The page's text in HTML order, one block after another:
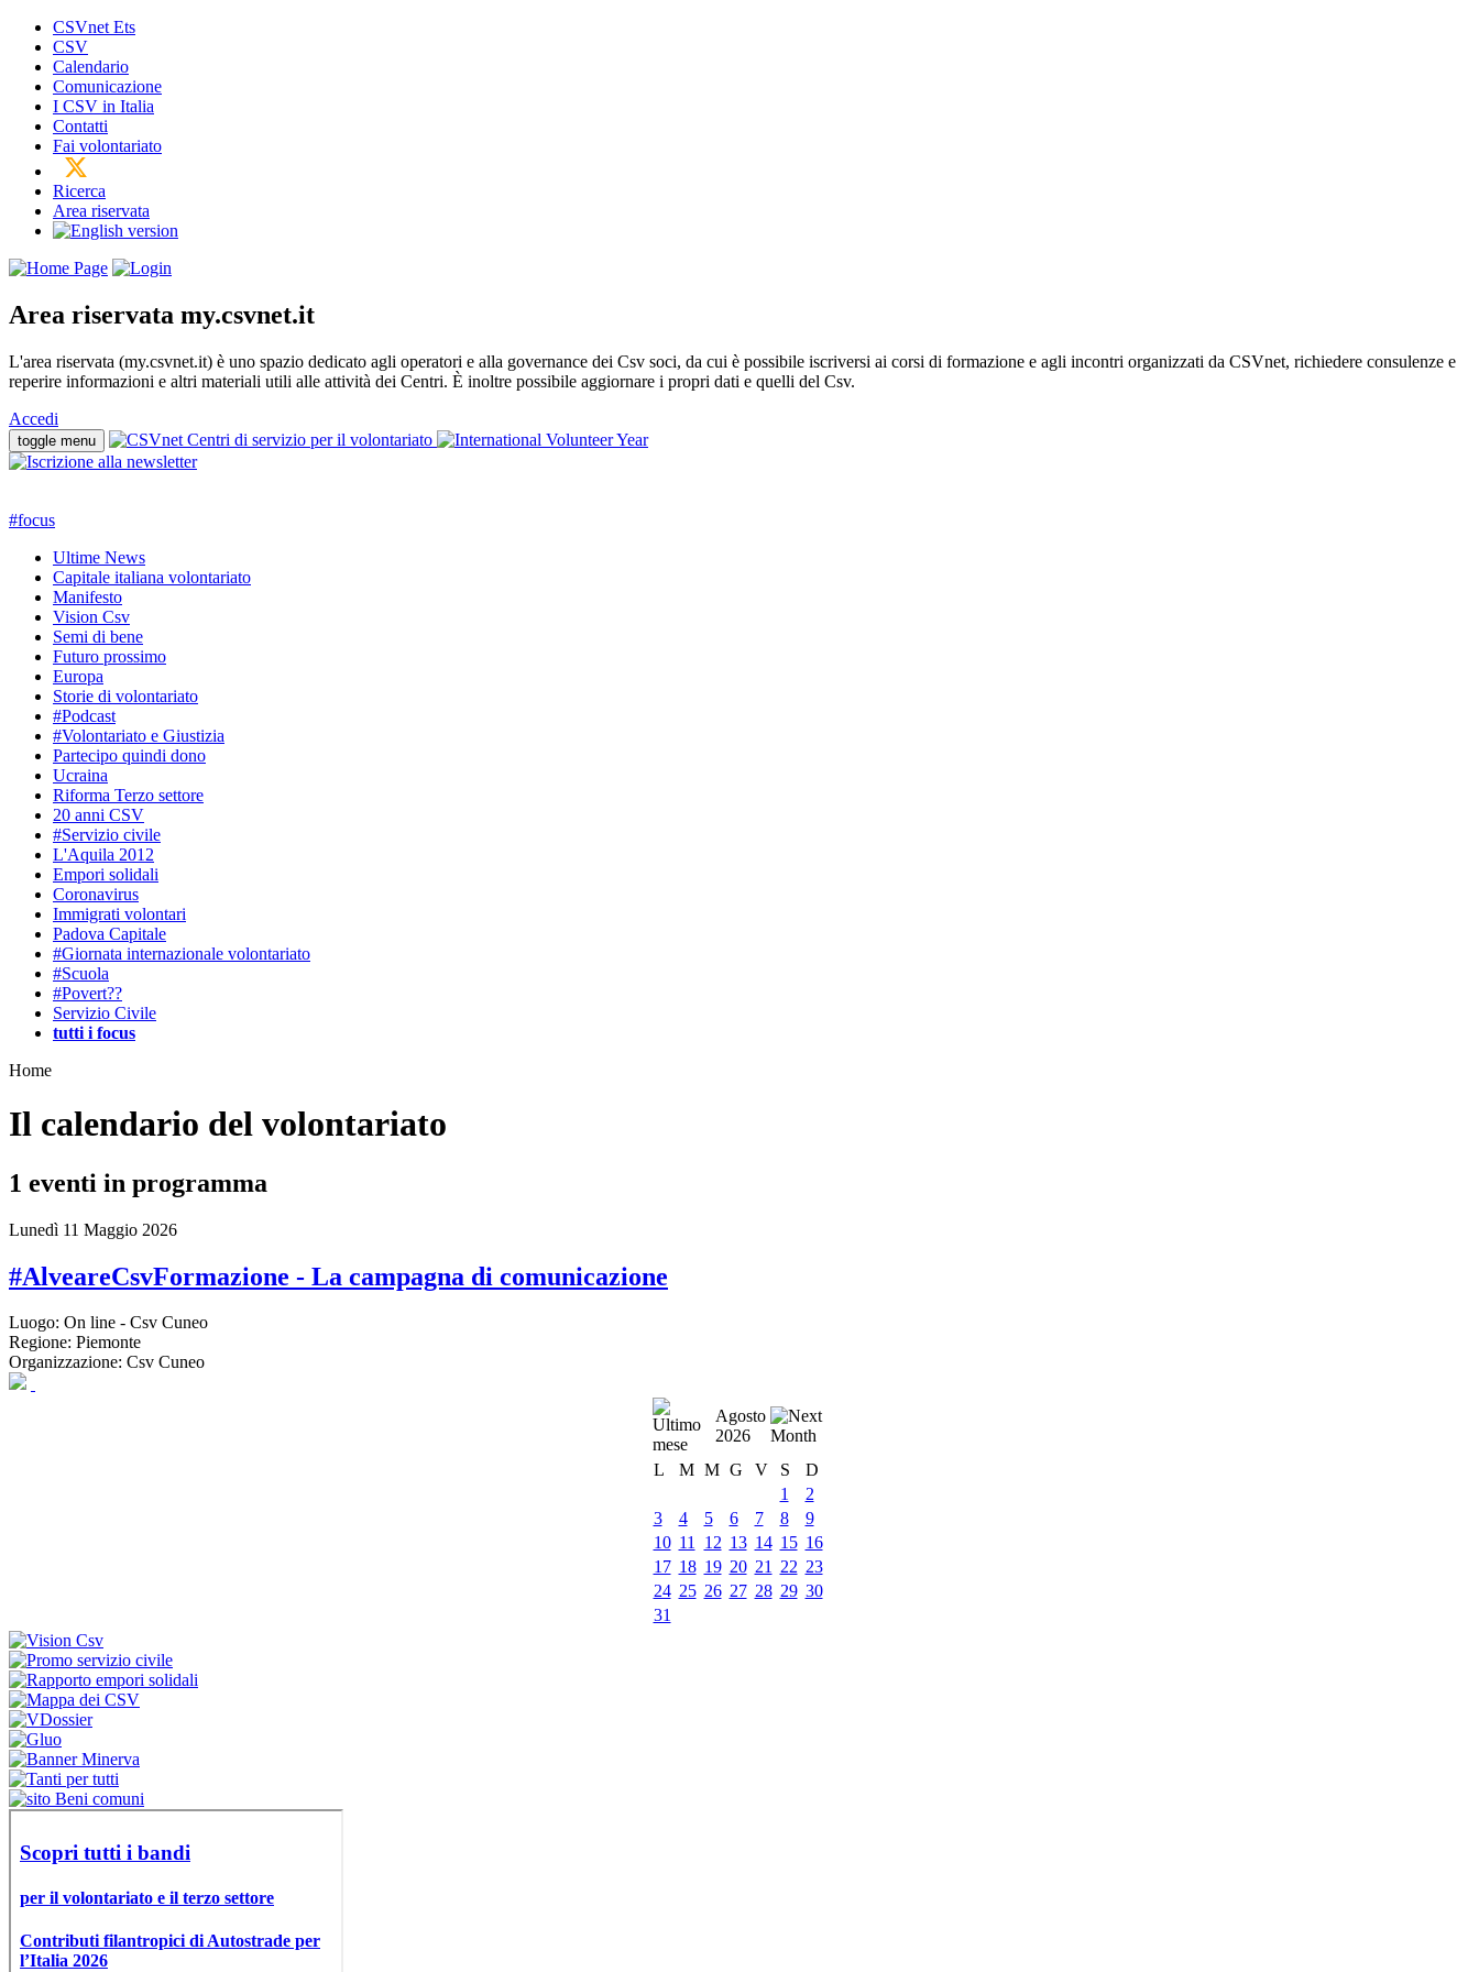
CSVnet Ets
CSV
Calendario
Comunicazione
I CSV in Italia
Contatti
Fai volontariato
Ricerca
Area riservata
Area riservata my.csvnet.it
L'area riservata (my.csvnet.it) è uno spazio dedicato agli operatori e alla governance dei Csv soci, da cui è possibile iscriversi ai corsi di formazione e agli incontri organizzati da CSVnet, richiedere consulenze e
reperire informazioni e altri materiali utili alle attività dei Centri. È inoltre possibile aggiornare i propri dati e quelli del Csv.
Accedi
toggle menu
#focus
Ultime News
Capitale italiana volontariato
Manifesto
Vision Csv
Semi di bene
Futuro prossimo
Europa
Storie di volontariato
#Podcast
#Volontariato e Giustizia
Partecipo quindi dono
Ucraina
Riforma Terzo settore
20 anni CSV
#Servizio civile
L'Aquila 2012
Empori solidali
Coronavirus
Immigrati volontari
Padova Capitale
#Giornata internazionale volontariato
#Scuola
#Povert??
Servizio Civile
tutti i focus
Home
Il calendario del volontariato
1 eventi in programma
Lunedì 11 Maggio 2026
#AlveareCsvFormazione - La campagna di comunicazione
Luogo: On line - Csv Cuneo
Regione: Piemonte
Organizzazione: Csv Cuneo
Agosto
2026
L
M M G V S
D
1
2
3
4 5 6 7 8
9
10 11 12 13 14 15 16
17 18 19 20 21 22 23
24 25 26 27 28 29 30
31